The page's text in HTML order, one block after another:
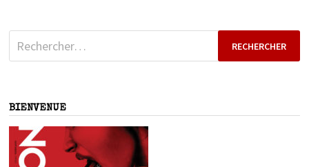
Rechercher :
BIENVENUE